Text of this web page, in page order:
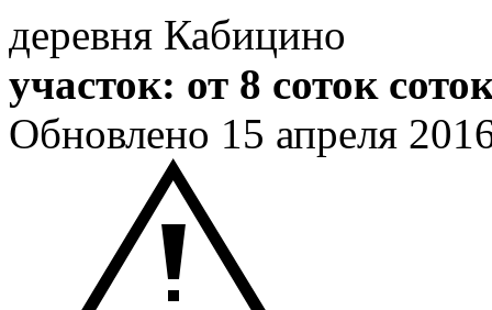
деревня Кабицино
участок: от 8 соток
Обновлено 15 апреля